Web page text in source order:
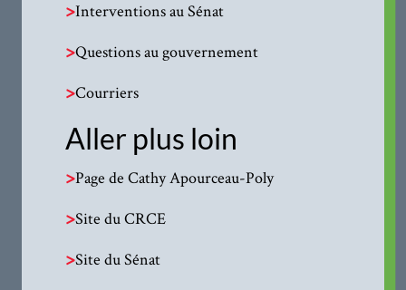
>Interventions au Sénat
>Questions au gouvernement
>Courriers
Aller plus loin
>Page de Cathy Apourceau-Poly
>Site du CRCE
>Site du Sénat